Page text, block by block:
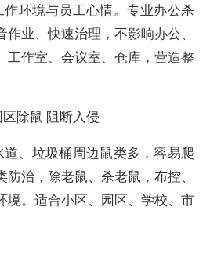
环境与员工心情。专业办公杀
业、快速治理，不影响办公、
工作室、会议室、仓库，营造整
除鼠 阻断入侵
、垃圾桶周边鼠类多，容易爬
治，除老鼠、杀老鼠，布控、
境。适合小区、园区、学校、市